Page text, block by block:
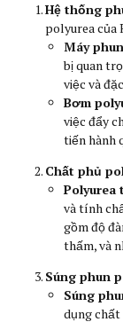
Hệ thống
polyurea của
Máy
bị quan
việc và
Bơm
việc đẩy
tiến hành
Chất phủ
Polyurea
và tính
gồm độ
thấm, và
Súng phun
Súng
dụng chất